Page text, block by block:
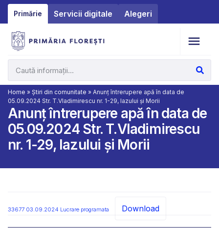
Primărie Servicii digitale Alegeri
Home » Știri din comunitate » Anunţ întrerupere apă în data de
05.09.2024 Str. T.Vladimirescu nr. 1-29, Iazului și Morii
Anunţ întrerupere apă în data de
05.09.2024 Str. T.Vladimirescu
nr. 1-29, Iazului și Morii
33677 03.09.2024 Lucrare programata Download